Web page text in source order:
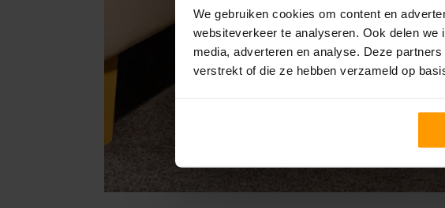
We gebruiken cookies om content en
websiteverkeer te analyseren. Ook delen
media, adverteren en analyse. Deze
verstrekt of die ze hebben verzameld op